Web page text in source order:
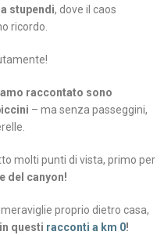
stupendi, dove il caos
ricordo.
raccontato sono
– ma senza passeggini,
molti punti di vista, primo per
del canyon!
proprio dietro casa,
questi racconti a km 0!